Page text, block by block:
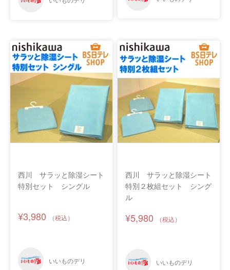
西川 サラッと除湿シート
特別セット シングル
¥3,980
西川 サラッと除湿シート
特別２枚組セット シング
ル
¥5,980